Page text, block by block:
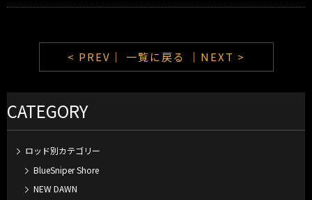
< PREV｜ 一覧に戻る ｜NEXT >
CATEGORY
ロッド別カテゴリー
BlueSniper Shore
NEW DAWN